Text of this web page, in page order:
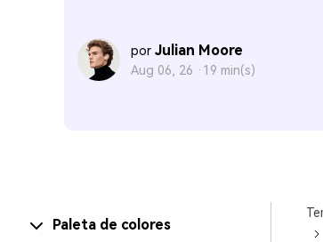
por Julian Moore
Aug 06, 26 · 19 min(s)
Paleta de colores